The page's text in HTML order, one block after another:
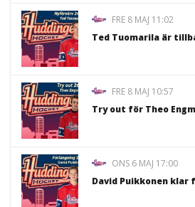
FRE 8 MAJ 11:02
Ted Tuomarila är
FRE 8 MAJ 10:57
Try out för Theo
ONS 6 MAJ 17:00
David Puikkonen klar